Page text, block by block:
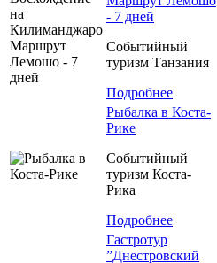
- 7 дней
Событийный
туризм Танзания
Подробнее
Рыбалка в Коста-
Рике
Событийный
туризм Коста-
Рика
Подробнее
Гастротур
”Днестровский